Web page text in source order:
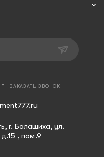
ЗАКАЗАТЬ ЗВОНОК
г. Балашиха, ул.
, пом.9